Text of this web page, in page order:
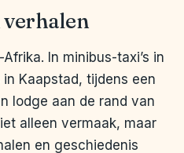
verhalen
In minibus-taxi’s in
Kaapstad, tijdens een
lodge aan de rand van
alleen vermaak, maar
en geschiedenis